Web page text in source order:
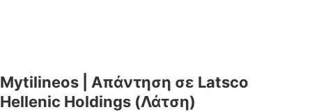
Mytilineos | Απάντηση σε Latsco
Hellenic Holdings (Λάτση)